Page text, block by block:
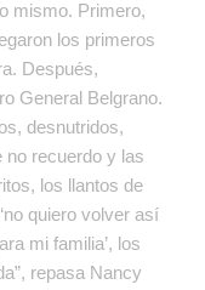
mismo. Primero,
los primeros
Después,
General Belgrano.
desnutridos,
no recuerdo y las
los llantos de
quiero volver así
mi familia’, los
repasa Nancy